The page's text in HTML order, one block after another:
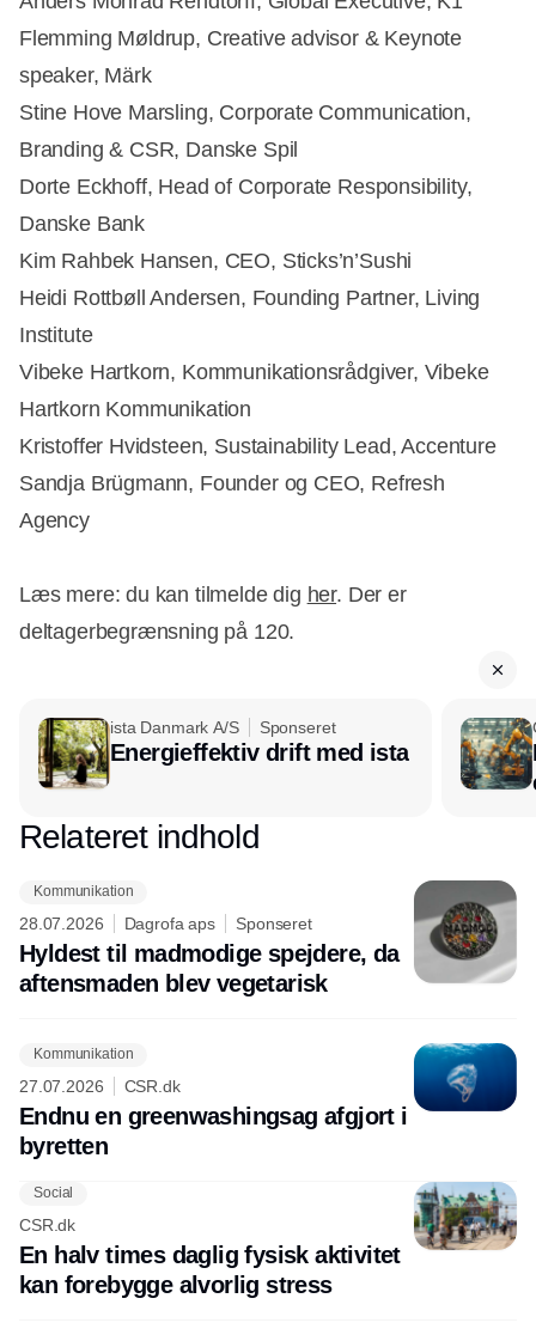
Flemming Møldrup, Creative advisor & Keynote
speaker, Märk
Stine Hove Marsling, Corporate Communication,
Branding & CSR, Danske Spil
Dorte Eckhoff, Head of Corporate Responsibility,
Danske Bank
Kim Rahbek Hansen, CEO, Sticks’n’Sushi
Heidi Rottbøll Andersen, Founding Partner, Living
Institute
Vibeke Hartkorn, Kommunikationsrådgiver, Vibeke
Hartkorn Kommunikation
Kristoffer Hvidsteen, Sustainability Lead, Accenture
Sandja Brügmann, Founder og CEO, Refresh
Agency
Læs mere: du kan tilmelde dig her. Der er
deltagerbegrænsning på 120.
ista Danmark A/S Sponseret
Energieffektiv drift med ista
Annonce
Relateret indhold
Kommunikation
28.07.2026 Dagrofa aps Sponseret
Hyldest til madmodige spejdere, da
aftensmaden blev vegetarisk
Kommunikation
27.07.2026 CSR.dk
Endnu en greenwashingsag afgjort i
byretten
Social
CSR.dk
En halv times daglig fysisk aktivitet
kan forebygge alvorlig stress